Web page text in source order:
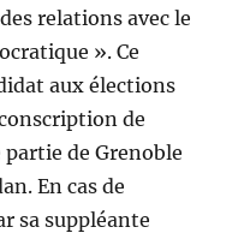
relations avec le
». Ce
aux élections
de
de Grenoble
En cas de
sa suppléante